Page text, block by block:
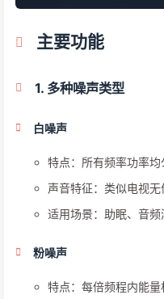
主要功能
1. 多种噪声类型
白噪声
特点：所有频率功率均
声音特征：类似电视
适用场景：助眠、音
粉噪声
特点：每倍频程内能